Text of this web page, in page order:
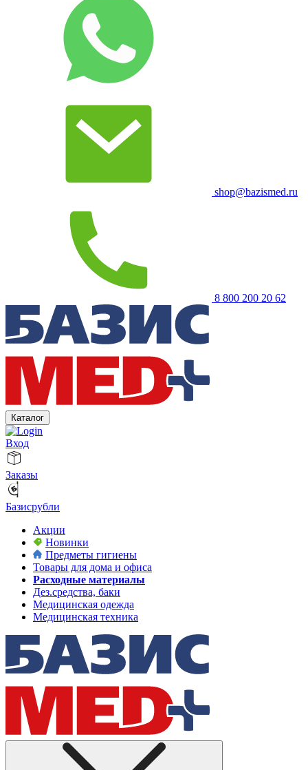
shop@bazismed.ru
8 800 200 20 62
Каталог
Вход
Заказы
Базисрубли
Акции
Новинки
Предметы гигиены
Товары для дома и офиса
Расходные материалы
Дез.средства, баки
Медицинская одежда
Медицинская техника